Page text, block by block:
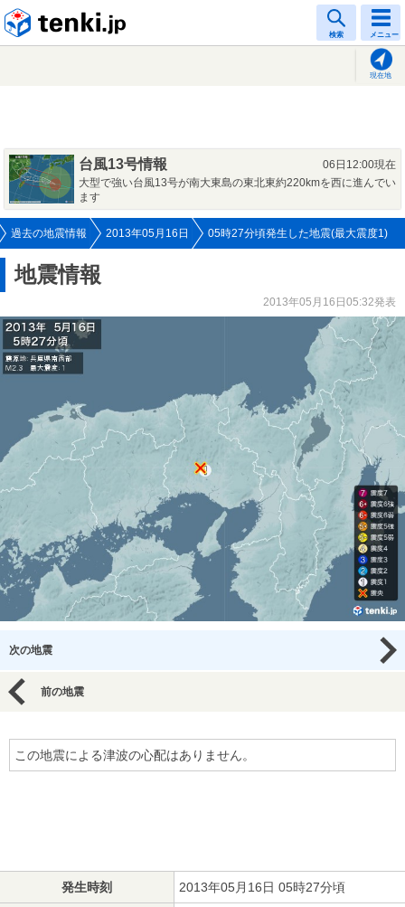
検索 メニュー
現在地
台風13号情報
06日12:00現在
大型で強い台風13号が南大東島の東北東約220kmを西に進んでい
ます
過去の地震情報 2013年05月16日 05時27分頃発生した地震(最大震度1)
地震情報
2013年05月16日05:32発表
次の地震
前の地震
この地震による津波の心配はありません。
発生時刻 2013年05月16日 05時27分頃